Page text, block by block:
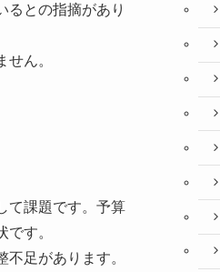
るとの指摘があり
ん。
て課題です。予算
す。
足があります。